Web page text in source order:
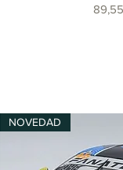
Precio
NOVEDAD